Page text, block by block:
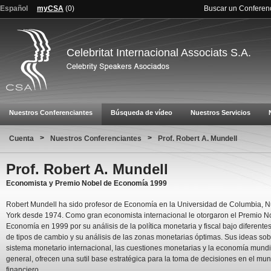
Español myCSA (0) Buscar un
Celebritat Internacional Associats S.A.
Nuestros Conferenciantes Búsqueda de vídeo Nuestros Servicios
Cuenta > Nuestros Conferenciantes > Prof. Robert A. Mundell
Prof. Robert A. Mundell
Economista y Premio Nobel de Economía 1999
Robert Mundell ha sido profesor de Economía en la Universidad de Columbia,
York desde 1974. Como gran economista internacional le otorgaron el Premio
Economía en 1999 por su análisis de la política monetaria y fiscal bajo
de tipos de cambio y su análisis de las zonas monetarias óptimas. Sus ideas
sistema monetario internacional, las cuestiones monetarias y la economía
general, ofrecen una sutil base estratégica para la toma de decisiones en el